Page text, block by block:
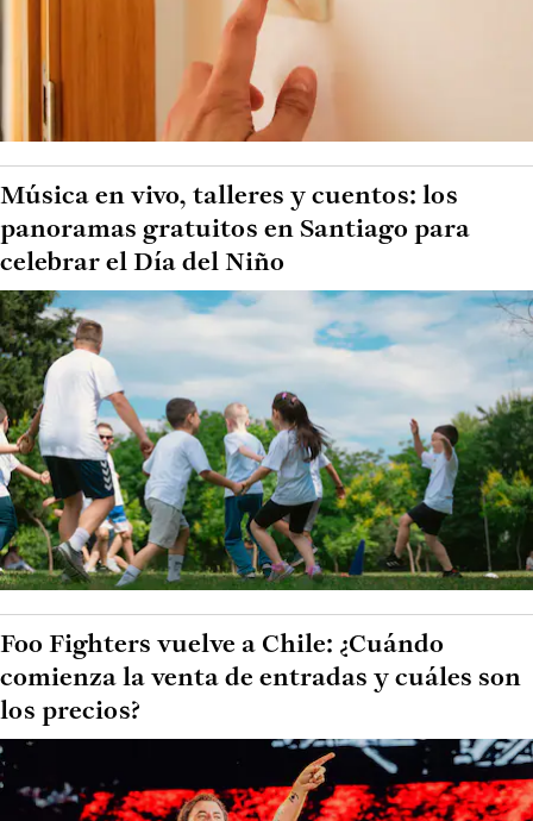
Música en vivo, talleres y cuentos: los
panoramas gratuitos en Santiago para
celebrar el Día del Niño
Foo Fighters vuelve a Chile: ¿Cuándo
comienza la venta de entradas y cuáles son
los precios?